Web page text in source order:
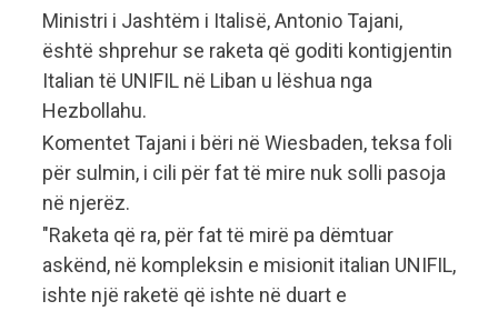
Ministri i Jashtëm i Italisë, Antonio Tajani,
është shprehur se raketa që goditi kontigjentin
Italian të UNIFIL në Liban u lëshua nga
Hezbollahu.
Komentet Tajani i bëri në Wiesbaden, teksa foli
për sulmin, i cili për fat të mire nuk solli pasoja
në njerëz.
"Raketa që ra, për fat të mirë pa dëmtuar
askënd, në kompleksin e misionit italian UNIFIL,
ishte një raketë që ishte në duart e